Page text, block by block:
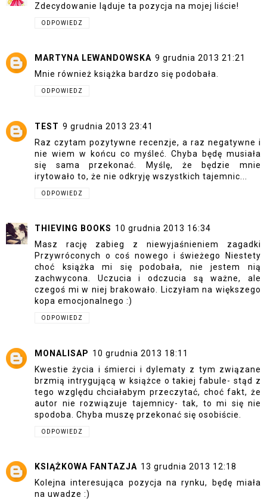
Zdecydowanie ląduje ta pozycja na mojej liście!
ODPOWIEDZ
MARTYNA LEWANDOWSKA 9 grudnia 2013 21:21
Mnie również książka bardzo się podobała.
ODPOWIEDZ
TEST 9 grudnia 2013 23:41
Raz czytam pozytywne recenzje, a raz negatywne i
nie wiem w końcu co myśleć. Chyba będę musiała
się sama przekonać. Myślę, że będzie mnie
irytowało to, że nie odkryję wszystkich tajemnic...
ODPOWIEDZ
THIEVING BOOKS 10 grudnia 2013 16:34
Masz rację zabieg z niewyjaśnieniem zagadki
Przywróconych o coś nowego i świeżego Niestety
choć książka mi się podobała, nie jestem nią
zachwycona. Uczucia i odczucia są ważne, ale
czegoś mi w niej brakowało. Liczyłam na większego
kopa emocjonalnego :)
ODPOWIEDZ
MONALISAP 10 grudnia 2013 18:11
Kwestie życia i śmierci i dylematy z tym związane
brzmią intrygującą w książce o takiej fabule- stąd z
tego względu chciałabym przeczytać, choć fakt, że
autor nie rozwiązuje tajemnicy- tak, to mi się nie
spodoba. Chyba muszę przekonać się osobiście.
ODPOWIEDZ
KSIĄŻKOWA FANTAZJA 13 grudnia 2013 12:18
Kolejna interesująca pozycja na rynku, będę miała
na uwadze :)